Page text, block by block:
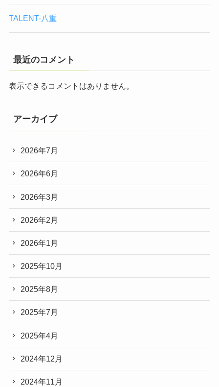
TALENT-八重
最近のコメント
表示できるコメントはありません。
アーカイブ
2026年7月
2026年6月
2026年3月
2026年2月
2026年1月
2025年10月
2025年8月
2025年7月
2025年4月
2024年12月
2024年11月